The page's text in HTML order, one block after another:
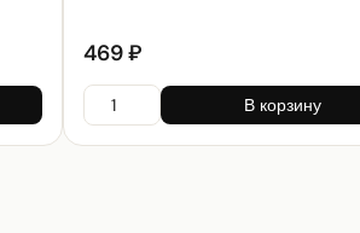
469 ₽
В корзину